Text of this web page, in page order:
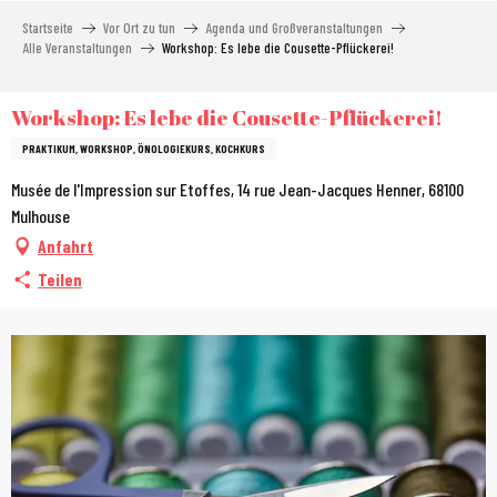
Startseite Vor Ort zu tun
Agenda und Großveranstaltungen
Alle Veranstaltungen
Workshop: Es lebe die Cousette-Pflückerei!
Workshop: Es lebe die Cousette-Pflückerei!
PRAKTIKUM, WORKSHOP, ÖNOLOGIEKURS, KOCHKURS
Musée de l'Impression sur Etoffes, 14 rue Jean-Jacques Henner, 68100
Mulhouse
Anfahrt
Teilen